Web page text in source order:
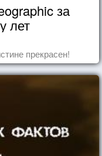
за
лет
прекрасен!